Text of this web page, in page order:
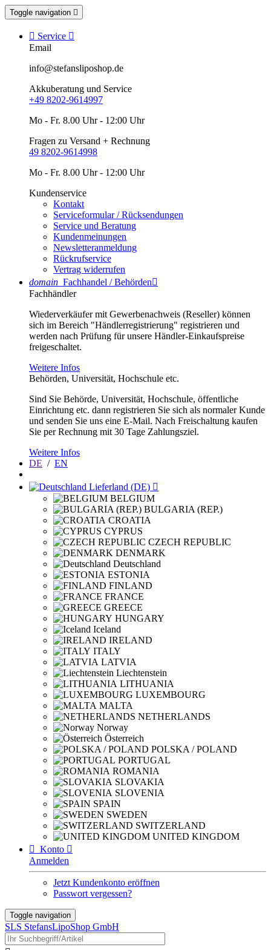
Toggle navigation 
 Service 
Email
info@stefansliposhop.de
Akkuberatung und Service
+49 8202-9614997
Mo - Fr. 8.00 Uhr - 12:00 Uhr
Fragen zu Versand + Rechnung
49 8202-9614998
Mo - Fr. 8.00 Uhr - 12:00 Uhr
Kundenservice
Kontakt
Serviceformular / Rücksendungen
Service und Beratung
Kundenmeinungen
Newsletteranmeldung
Rückrufservice
Vertrag widerrufen
domain Fachhandel / Behörden
Fachhändler
Wiederverkäufer mit Gewerbenachweis (Reseller) können
sich im Bereich "Händlerregistrierung" registrieren und
werden nach Prüfung für unsere Händler-Einkaufspreise
freigeschaltet.
Weitere Infos
Behörden, Universität, Hochschule etc.
Sind Sie Behörde, Universität, Hochschule, öffentliche
Einrichtung etc. dann registrieren Sie sich als normaler Kunde
und senden Sie uns eine E-Mail. Nach Freischaltung kaufen
Sie per Rechnung mit 30 Tage Zahlungsziel.
Weitere Infos
DE / EN
Lieferland (DE) 
BELGIUM
BULGARIA (REP.)
CROATIA
CYPRUS
CZECH REPUBLIC
DENMARK
Deutschland
ESTONIA
FINLAND
FRANCE
GREECE
HUNGARY
Iceland
IRELAND
ITALY
LATVIA
Liechtenstein
LITHUANIA
LUXEMBOURG
MALTA
NETHERLANDS
Norway
Österreich
POLSKA / POLAND
PORTUGAL
ROMANIA
SLOVAKIA
SLOVENIA
SPAIN
SWEDEN
SWITZERLAND
UNITED KINGDOM
 Konto 
Anmelden
Jetzt Kundenkonto eröffnen
Passwort vergessen?
Toggle navigation
SLS StefansLipoShop GmbH